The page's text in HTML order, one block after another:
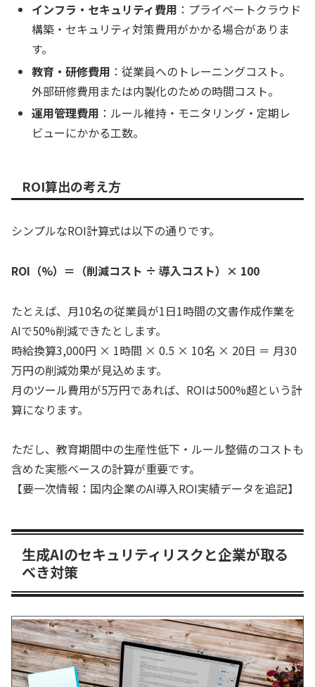
インフラ・セキュリティ費用 ：プライベートクラウド
構築・セキュリティ対策費用がかかる場合がありま
す。
教育・研修費用 ：従業員へのトレーニングコスト。
外部研修費用または内製化のための時間コスト。
運用管理費用 ：ルール維持・モニタリング・定期レ
ビューにかかる工数。
ROI算出の考え方
シンプルなROI計算式は以下の通りです。
ROI（%）＝（削減コスト ÷ 導入コスト）× 100
たとえば、月10名の従業員が1日1時間の文書作成作業を
AIで50%削減できたとします。
時給換算3,000円 × 1時間 × 0.5 × 10名 × 20日 ＝ 月30
万円の削減効果が見込めます。
月のツール費用が5万円であれば、ROIは500%超という計
算になります。
ただし、教育期間中の生産性低下・ルール整備のコストも
含めた実態ベースの計算が重要です。
【要一次情報：国内企業のAI導入ROI実績データを追記】
生成AIのセキュリティリスクと企業が取る
べき対策